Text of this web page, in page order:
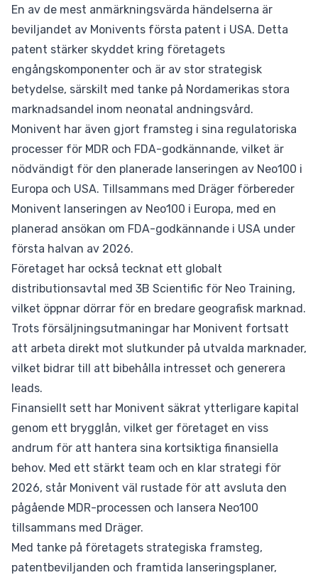
En av de mest anmärkningsvärda händelserna är
beviljandet av Monivents första patent i USA. Detta
patent stärker skyddet kring företagets
engångskomponenter och är av stor strategisk
betydelse, särskilt med tanke på Nordamerikas stora
marknadsandel inom neonatal andningsvård.
Monivent har även gjort framsteg i sina regulatoriska
processer för MDR och FDA-godkännande, vilket är
nödvändigt för den planerade lanseringen av Neo100 i
Europa och USA. Tillsammans med Dräger förbereder
Monivent lanseringen av Neo100 i Europa, med en
planerad ansökan om FDA-godkännande i USA under
första halvan av 2026.
Företaget har också tecknat ett globalt
distributionsavtal med 3B Scientific för Neo Training,
vilket öppnar dörrar för en bredare geografisk marknad.
Trots försäljningsutmaningar har Monivent fortsatt
att arbeta direkt mot slutkunder på utvalda marknader,
vilket bidrar till att bibehålla intresset och generera
leads.
Finansiellt sett har Monivent säkrat ytterligare kapital
genom ett brygglån, vilket ger företaget en viss
andrum för att hantera sina kortsiktiga finansiella
behov. Med ett stärkt team och en klar strategi för
2026, står Monivent väl rustade för att avsluta den
pågående MDR-processen och lansera Neo100
tillsammans med Dräger.
Med tanke på företagets strategiska framsteg,
patentbeviljanden och framtida lanseringsplaner,